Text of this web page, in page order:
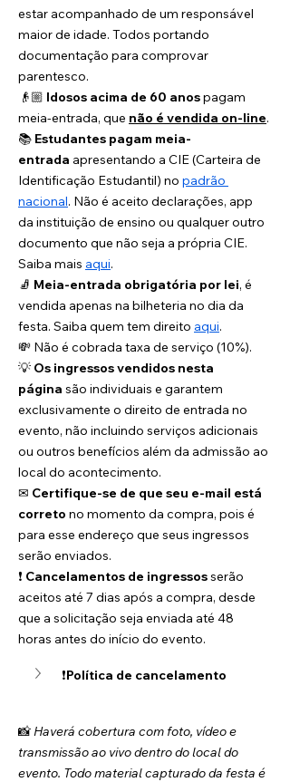
estar acompanhado de um responsável
maior de idade. Todos portando
documentação para comprovar
parentesco.
👴🏼 Idosos acima de 60 anos pagam
meia-entrada, que não é vendida on-line.
📚 Estudantes pagam meia-
entrada apresentando a CIE (Carteira de
Identificação Estudantil) no padrão
nacional. Não é aceito declarações, app
da instituição de ensino ou qualquer outro
documento que não seja a própria CIE.
Saiba mais aqui.
🧦 Meia-entrada obrigatória por lei, é
vendida apenas na bilheteria no dia da
festa. Saiba quem tem direito aqui.
💸 Não é cobrada taxa de serviço (10%).
💡 Os ingressos vendidos nesta
página são individuais e garantem
exclusivamente o direito de entrada no
evento, não incluindo serviços adicionais
ou outros benefícios além da admissão ao
local do acontecimento.
✉ Certifique-se de que seu e-mail está
correto no momento da compra, pois é
para esse endereço que seus ingressos
serão enviados.
❗ Cancelamentos de ingressos serão
aceitos até 7 dias após a compra, desde
que a solicitação seja enviada até 48
horas antes do início do evento.
❗Política de cancelamento
📸 Haverá cobertura com foto, vídeo e
transmissão ao vivo dentro do local do
evento. Todo material capturado da festa é